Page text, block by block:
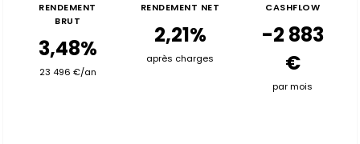
RENDEMENT
BRUT
3,48%
23 496 €/an
RENDEMENT NET
2,21%
après charges
CASHFLOW
-2 883
€
par mois